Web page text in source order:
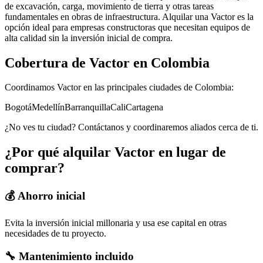
de excavación, carga, movimiento de tierra y otras tareas
fundamentales en obras de infraestructura. Alquilar una Vactor es la
opción ideal para empresas constructoras que necesitan equipos de
alta calidad sin la inversión inicial de compra.
Cobertura de Vactor en Colombia
Coordinamos Vactoren las principales ciudades de Colombia:
BogotáMedellínBarranquillaCaliCartagena
¿No ves tu ciudad? Contáctanos y coordinaremos aliados cerca de ti.
¿Por qué alquilar Vactor en lugar de
comprar?
💰 Ahorro inicial
Evita la inversión inicial millonaria y usa ese capital en otras
necesidades de tu proyecto.
🔧 Mantenimiento incluido